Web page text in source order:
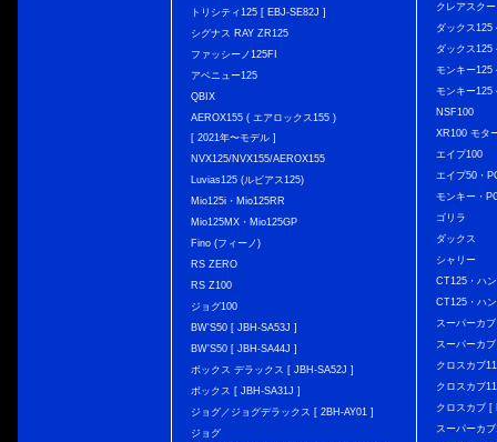
トリシティ125 [ EBJ-SE82J ]
シグナス RAY ZR125
ファッシーノ125FI
アベニュー125
QBIX
AEROX155 ( エアロックス155 )
[ 2021年〜モデル ]
NVX125/NVX155/AEROX155
Luvias125 (ルビアス125)
Mio125i・Mio125RR
Mio125MX・Mio125GP
Fino (フィーノ)
RS ZERO
RS Z100
ジョグ100
BW'S50 [ JBH-SA53J ]
BW'S50 [ JBH-SA44J ]
ボックス デラックス [ JBH-SA52J ]
ボックス [ JBH-SA31J ]
ジョグ／ジョグデラックス [ 2BH-AY01 ]
ジョグ
クレアスク
ダックス
ダックス
モンキー
モンキー125
NSF100
XR100 モタ
エイプ100
エイプ50・
モンキー・
ゴリラ
ダックス
シャリー
CT125・ハ
CT125・ハ
スーパーカ
スーパーカ
クロスカブ
クロスカブ
クロスカブ [
スーパーカ